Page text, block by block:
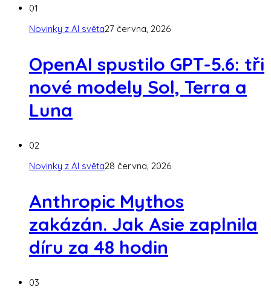
01
Novinky z AI světa27 června, 2026
OpenAI spustilo GPT-5.6: tři
nové modely Sol, Terra a
Luna
02
Novinky z AI světa28 června, 2026
Anthropic Mythos
zakázán. Jak Asie zaplnila
díru za 48 hodin
03